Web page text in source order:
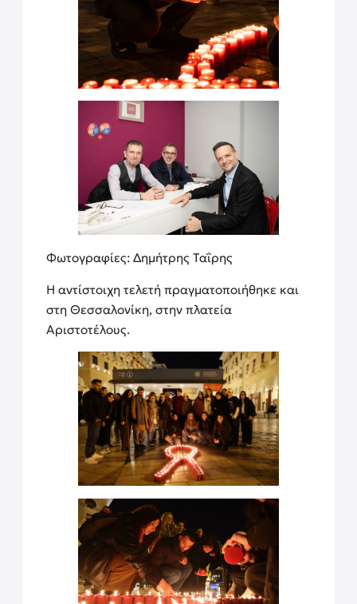
Φωτογραφίες: Δημήτρης Ταΐρης
Η αντίστοιχη τελετή πραγματοποιήθηκε και
στη Θεσσαλονίκη, στην πλατεία
Αριστοτέλους.